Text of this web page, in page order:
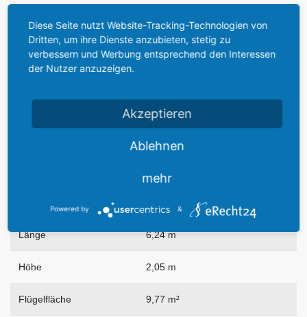
Reisegeschwindigkeit 210 bis 250 km/h
Minimalgeschwindigkeit
Länge 6,24 m
Höhe 2,05 m
Flügelfläche 9,77 m²
Diese Seite nutzt Website-Tracking-Technologien von
Dritten, um ihre Dienste anzubieten, stetig zu
verbessern und Werbung entsprechend den Interessen
der Nutzer anzuzeigen.
Akzeptieren
Ablehnen
mehr
Powered by &